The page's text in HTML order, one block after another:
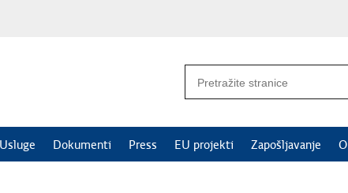
Usluge Dokumenti Press EU projekti Zapošljavanje